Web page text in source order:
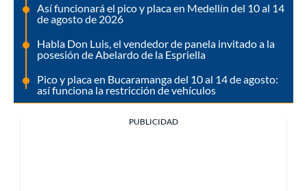
Así funcionará el pico y placa en Medellín del 10 al 14
de agosto de 2026
Habla Don Luis, el vendedor de panela invitado a la
posesión de Abelardo de la Espriella
Pico y placa en Bucaramanga del 10 al 14 de agosto:
así funciona la restricción de vehículos
PUBLICIDAD